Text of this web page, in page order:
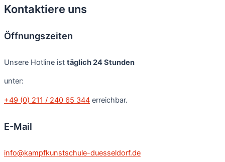
Kontaktiere uns
Öffnungszeiten
Unsere Hotline ist täglich 24 Stunden
unter:
+49 (0) 211 / 240 65 344 erreichbar.
E-Mail
info@kampfkunstschule-duesseldorf.de